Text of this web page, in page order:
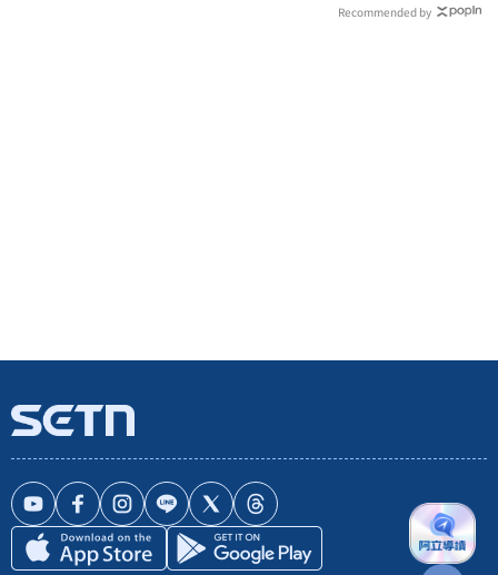
Recommended by